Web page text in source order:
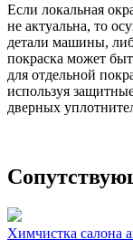
Если локальная
не актуальна, то
детали машины,
покраска может
для отдельной
используя
дверных
Химчистка салона